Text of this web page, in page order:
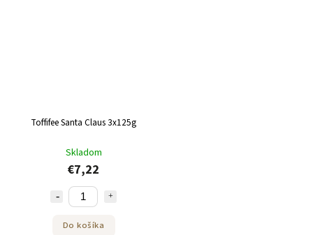
Toffifee Santa Claus 3x125g
Skladom
€7,22
Do košíka